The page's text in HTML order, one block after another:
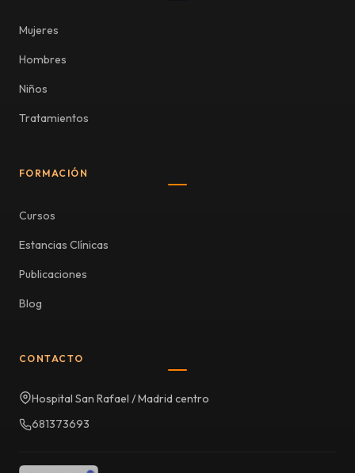
Mujeres
Hombres
Niños
Tratamientos
FORMACIÓN
Cursos
Estancias Clínicas
Publicaciones
Blog
CONTACTO
Hospital San Rafael / Madrid centro
681373693